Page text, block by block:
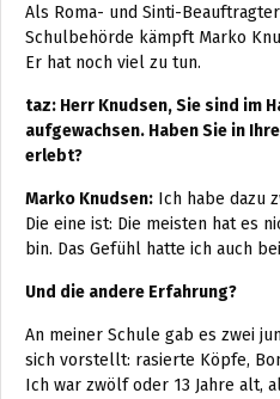
Als Roma- und Sinti-
Schulbehörde kämpft Marko
Er hat noch viel zu tun.
taz: Herr Knudsen, Sie sind im
aufgewachsen. Haben Sie in
erlebt?
Marko Knudsen: Ich habe dazu
Die eine ist: Die meisten hat es
bin. Das Gefühl hatte ich auch
Und die andere Erfahrung?
An meiner Schule gab es zwei
sich vorstellt: rasierte Köpfe,
Ich war zwölf oder 13 Jahre alt,